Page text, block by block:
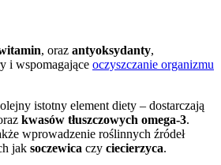
, oraz antyoksydanty,
i wspomagające oczyszczanie organizmu
istotny element diety – dostarczają
kwasów tłuszczowych omega-3.
wprowadzenie roślinnych źródeł
jak soczewica czy ciecierzyca.